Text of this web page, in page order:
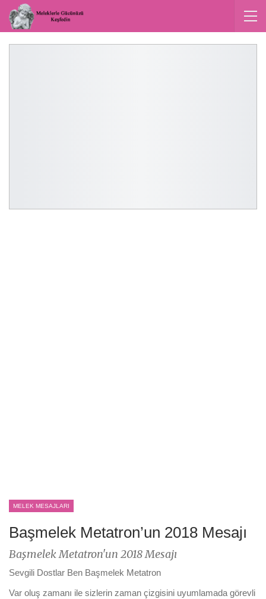
MELEK MESAJLARI
Başmelek Metatron’un 2018 Mesajı
Başmelek Metatron'un 2018 Mesajı
Sevgili Dostlar Ben Başmelek Metatron
Var oluş zamanı ile sizlerin zaman çizgisini uyumlamada görevli